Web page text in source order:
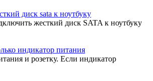
диск sata к ноутбуку
жесткий диск SATA к ноутбуку
индикатор питания
и розетку. Если индикатор